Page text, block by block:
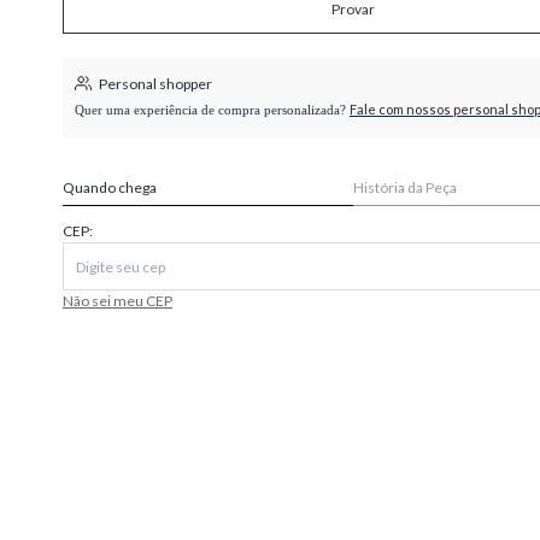
Provar
Personal shopper
Quer uma experiência de compra personalizada? Fale com nossos personal
Quando chega História da Peça
CEP:
Não sei meu CEP